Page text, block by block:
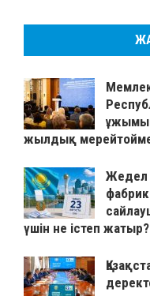
ұжымы
жылдық
Жедел
үшін не істеп жатыр?